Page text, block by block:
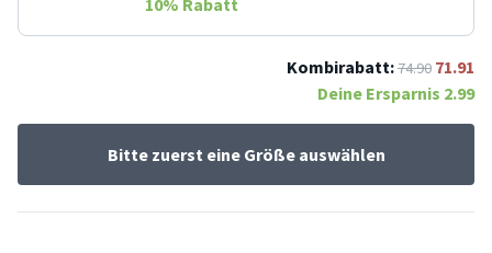
Kombirabatt:74.90 71.91
Deine Ersparnis 2.99
Bitte zuerst eine Größe auswählen